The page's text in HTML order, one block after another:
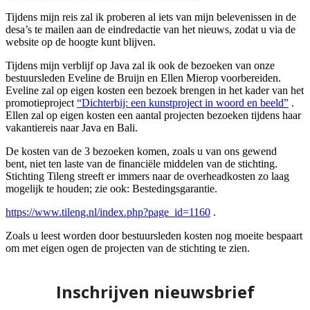
Tijdens mijn reis zal ik proberen al iets van mijn belevenissen in de
desa’s te mailen aan de eindredactie van het nieuws, zodat u via de
website op de hoogte kunt blijven.
Tijdens mijn verblijf op Java zal ik ook de bezoeken van onze
bestuursleden Eveline de Bruijn en Ellen Mierop voorbereiden.
Eveline zal op eigen kosten een bezoek brengen in het kader van het
promotieproject “Dichterbij: een kunstproject in woord en beeld” .
Ellen zal op eigen kosten een aantal projecten bezoeken tijdens haar
vakantiereis naar Java en Bali.
De kosten van de 3 bezoeken komen, zoals u van ons gewend
bent, niet ten laste van de financiële middelen van de stichting.
Stichting Tileng streeft er immers naar de overheadkosten zo laag
mogelijk te houden; zie ook: Bestedingsgarantie.
https://www.tileng.nl/index.php?page_id=1160 .
Zoals u leest worden door bestuursleden kosten nog moeite bespaart
om met eigen ogen de projecten van de stichting te zien.